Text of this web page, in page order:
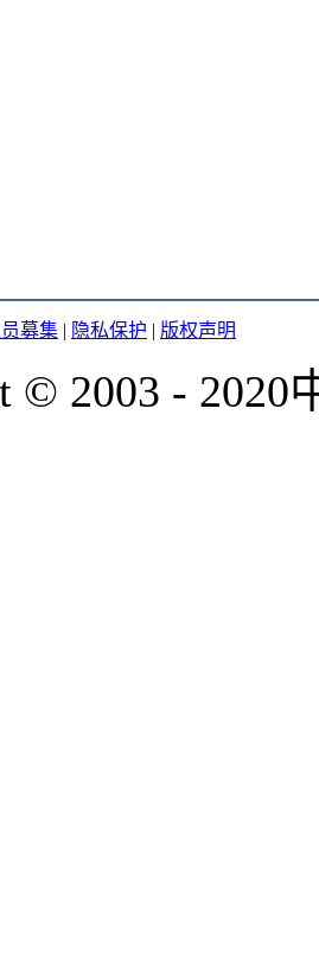
募集 | 隐私保护 | 版权声明
© 2003 -